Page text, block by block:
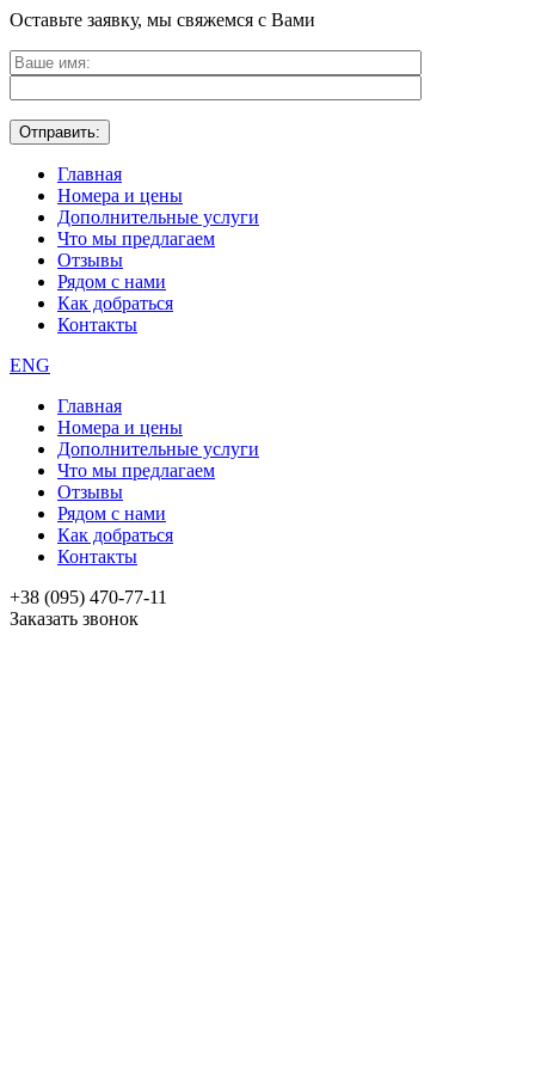
Оставьте заявку, мы свяжемся с Вами
Главная
Номера и цены
Дополнительные услуги
Что мы предлагаем
Отзывы
Рядом с нами
Как добраться
Контакты
ENG
Главная
Номера и цены
Дополнительные услуги
Что мы предлагаем
Отзывы
Рядом с нами
Как добраться
Контакты
+38 (095) 470-77-11
Заказать звонок